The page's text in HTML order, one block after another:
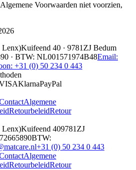
Voorwaarden niet voorzien,
Lenx)Kuifeend 40 · 9781ZJ Bedum
· BTW: NL001571974B48Email:
: +31 (0) 50 234 0 443
KlarnaPayPal
Algemene
RetourbeleidRetour
Lenx)Kuifeend 409781ZJ
72665890BTW:
+31 (0) 50 234 0 443
Algemene
RetourbeleidRetour